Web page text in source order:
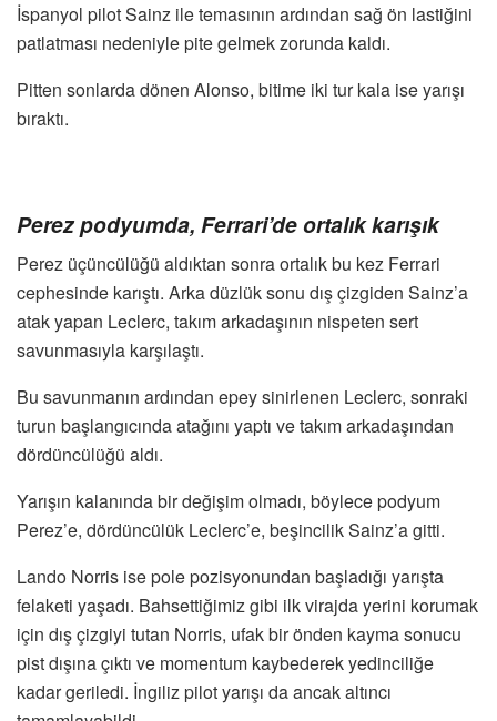
İspanyol pilot Sainz ile temasının ardından sağ ön lastiğini
patlatması nedeniyle pite gelmek zorunda kaldı.
Pitten sonlarda dönen Alonso, bitime iki tur kala ise yarışı
bıraktı.
Perez podyumda, Ferrari’de ortalık karışık
Perez üçüncülüğü aldıktan sonra ortalık bu kez Ferrari
cephesinde karıştı. Arka düzlük sonu dış çizgiden Sainz’a
atak yapan Leclerc, takım arkadaşının nispeten sert
savunmasıyla karşılaştı.
Bu savunmanın ardından epey sinirlenen Leclerc, sonraki
turun başlangıcında atağını yaptı ve takım arkadaşından
dördüncülüğü aldı.
Yarışın kalanında bir değişim olmadı, böylece podyum
Perez’e, dördüncülük Leclerc’e, beşincilik Sainz’a gitti.
Lando Norris ise pole pozisyonundan başladığı yarışta
felaketi yaşadı. Bahsettiğimiz gibi ilk virajda yerini korumak
için dış çizgiyi tutan Norris, ufak bir önden kayma sonucu
pist dışına çıktı ve momentum kaybederek yedinciliğe
kadar geriledi. İngiliz pilot yarışı da ancak altıncı